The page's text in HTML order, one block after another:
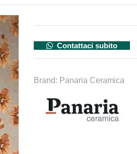
Contattaci subito
Brand: Panaria Ceramica